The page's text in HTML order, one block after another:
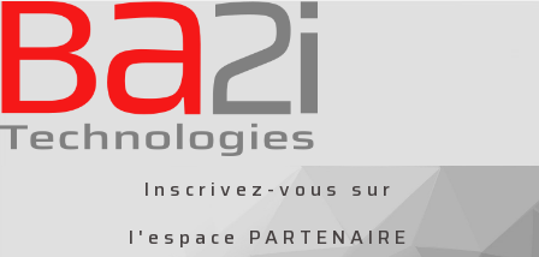
Aller
au
contenu
Inscrivez-vous sur
l'espace PARTENAIRE